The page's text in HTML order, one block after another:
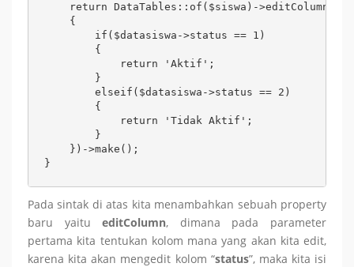
return DataTables::of($siswa)-
    {
        if($datasiswa->status == 1)
        {
            return 'Aktif';
        }
        elseif($datasiswa->status == 2)
        {
            return 'Tidak Aktif';
        }
    })->make();
}
Pada sintak di atas kita menambahkan sebuah property
baru yaitueditColumn, dimana pada parameter
pertama kita tentukan kolom mana yang akan kita edit,
karena kita akan mengedit kolom “status”, maka kita isi